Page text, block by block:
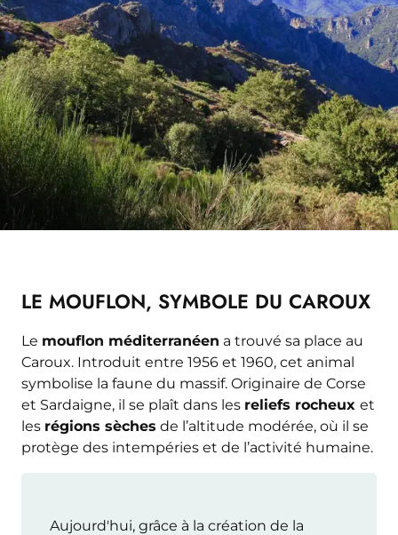
LE MOUFLON, SYMBOLE DU CAROUX
Le mouflon méditerranéen a trouvé sa place au
Caroux. Introduit entre 1956 et 1960, cet animal
symbolise la faune du massif. Originaire de Corse
et Sardaigne, il se plaît dans les reliefs rocheux et
les régions sèches de l’altitude modérée, où il se
protège des intempéries et de l’activité humaine.
Aujourd'hui, grâce à la création de la